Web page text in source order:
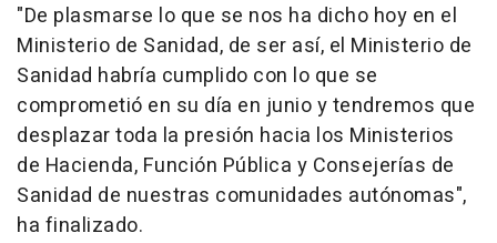
"De plasmarse lo que se nos ha dicho hoy en el
Ministerio de Sanidad, de ser así, el Ministerio de
Sanidad habría cumplido con lo que se
comprometió en su día en junio y tendremos que
desplazar toda la presión hacia los Ministerios
de Hacienda, Función Pública y Consejerías de
Sanidad de nuestras comunidades autónomas",
ha finalizado.